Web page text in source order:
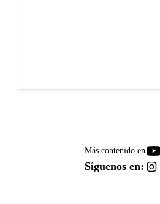
Más contenido en
Síguenos en: